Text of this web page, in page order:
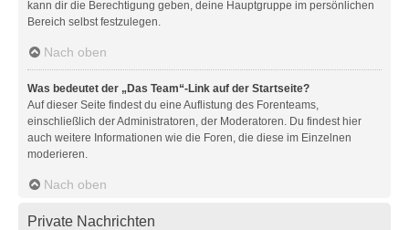
kann dir die Berechtigung geben, deine Hauptgruppe im persönlichen
Bereich selbst festzulegen.
Nach oben
Was bedeutet der „Das Team“-Link auf der Startseite?
Auf dieser Seite findest du eine Auflistung des Forenteams,
einschließlich der Administratoren, der Moderatoren. Du findest hier
auch weitere Informationen wie die Foren, die diese im Einzelnen
moderieren.
Nach oben
Private Nachrichten